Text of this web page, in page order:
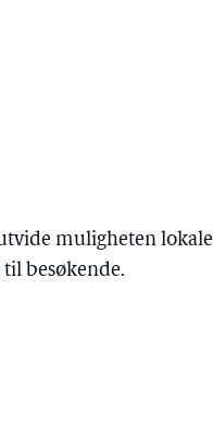
muligheten lokale
besøkende.